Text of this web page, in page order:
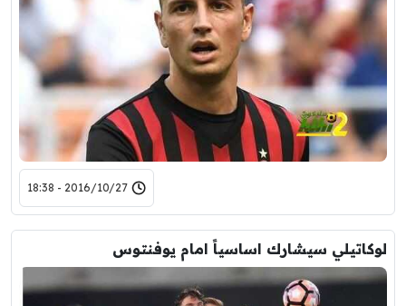
2016/10/27 - 18:38
لوكاتيلي سيشارك اساسياً امام يوفنتوس